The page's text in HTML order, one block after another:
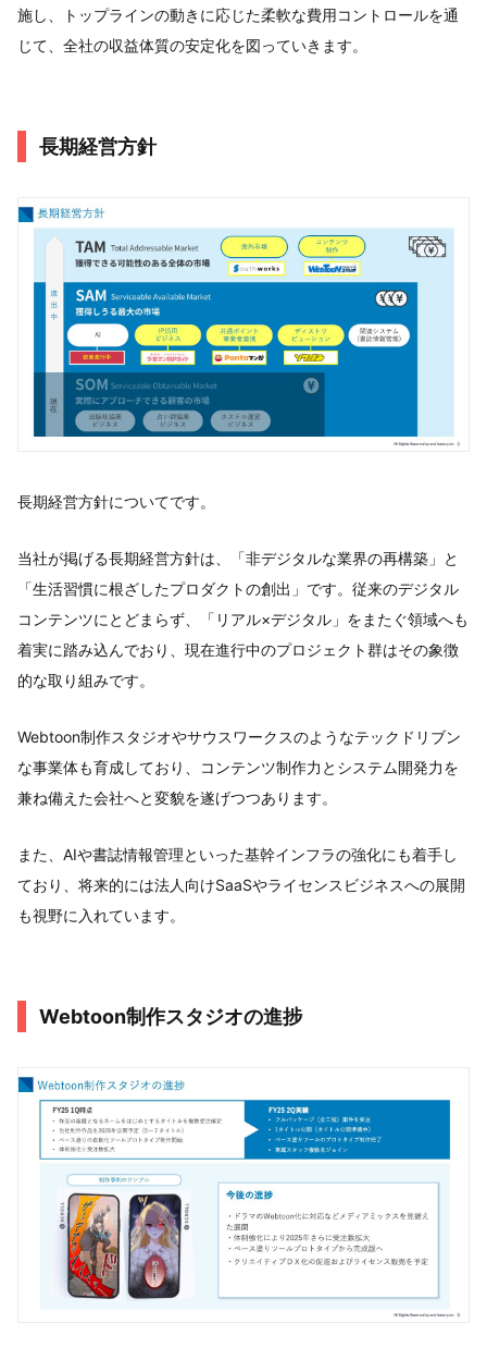
施し、トップラインの動きに応じた柔軟な費用コントロールを通
じて、全社の収益体質の安定化を図っていきます。
長期経営方針
長期経営方針についてです。
当社が掲げる長期経営方針は、「非デジタルな業界の再構築」と
「生活習慣に根ざしたプロダクトの創出」です。従来のデジタル
コンテンツにとどまらず、「リアル×デジタル」をまたぐ領域へも
着実に踏み込んでおり、現在進行中のプロジェクト群はその象徴
的な取り組みです。
Webtoon制作スタジオやサウスワークスのようなテックドリブン
な事業体も育成しており、コンテンツ制作力とシステム開発力を
兼ね備えた会社へと変貌を遂げつつあります。
また、AIや書誌情報管理といった基幹インフラの強化にも着手し
ており、将来的には法人向けSaaSやライセンスビジネスへの展開
も視野に入れています。
Webtoon制作スタジオの進捗